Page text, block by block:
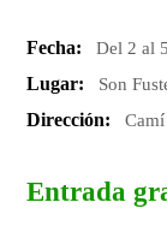
Fecha: Del 2 al
Lugar: Son
Dirección:
Entrada